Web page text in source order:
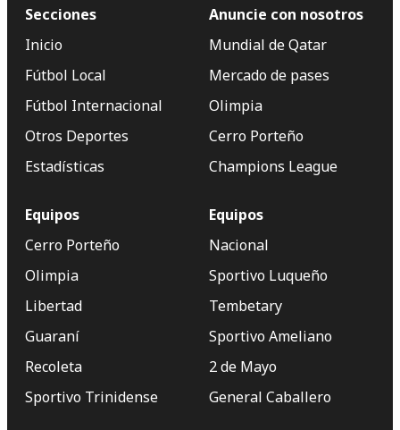
Secciones
Inicio
Fútbol Local
Fútbol Internacional
Otros Deportes
Estadísticas
Anuncie con nosotros
Mundial de Qatar
Mercado de pases
Olimpia
Cerro Porteño
Champions League
Equipos
Cerro Porteño
Olimpia
Libertad
Guaraní
Recoleta
Sportivo Trinidense
Equipos
Nacional
Sportivo Luqueño
Tembetary
Sportivo Ameliano
2 de Mayo
General Caballero